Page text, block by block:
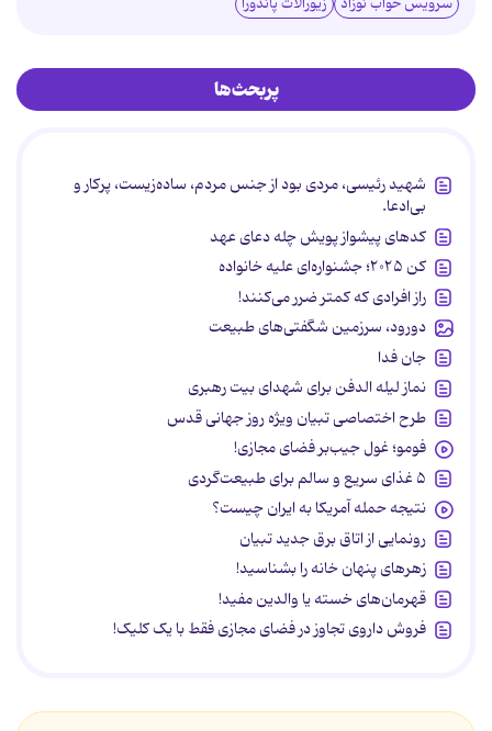
پربحث‌ها
شهید رئیسی، مردی بود از جنس مردم، ساده‌زیست، پرکار و
بی‌ادعا.
کدهای پیشواز پویش چله دعای عهد
کن ۲۰۲۵؛ جشنواره‌ای علیه خانواده
راز افرادی که کمتر ضرر می‌کنند!
دورود، سرزمین شگفتی‌های طبیعت
جان فدا
نماز لیله الدفن برای شهدای بیت رهبری
طرح اختصاصی تبیان ویژه روز جهانی قدس
فومو؛ غول جیب‌بر فضای مجازی!
۵ غذای سریع و سالم برای طبیعت‌گردی
نتیجه حمله آمریکا به ایران چیست؟
رونمایی از اتاق برق جدید تبیان
زهرهای پنهان خانه را بشناسید!
قهرمان‌های خسته یا والدین مفید!
فروش داروی تجاوز در فضای مجازی فقط با یک کلیک!